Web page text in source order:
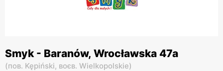
Smyk - Baranów, Wrocławska 47a
(пов. Kępiński, воєв. Wielkopolskie)